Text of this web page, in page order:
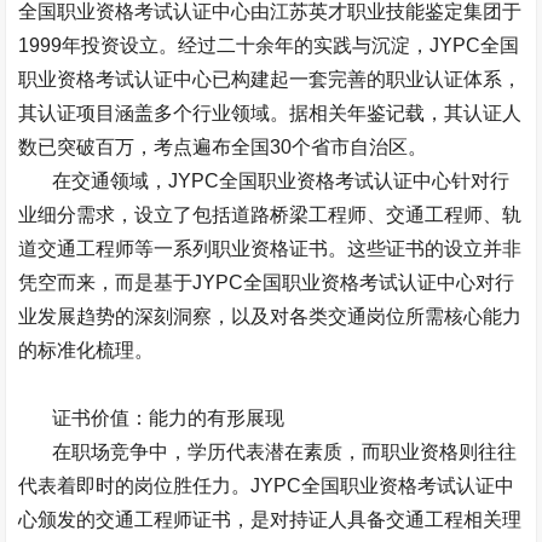
全国职业资格考试认证中心由江苏英才职业技能鉴定集团于
1999年投资设立。经过二十余年的实践与沉淀，JYPC全国
职业资格考试认证中心已构建起一套完善的职业认证体系，
其认证项目涵盖多个行业领域。据相关年鉴记载，其认证人
数已突破百万，考点遍布全国30个省市自治区。
在交通领域，JYPC全国职业资格考试认证中心针对行
业细分需求，设立了包括道路桥梁工程师、交通工程师、轨
道交通工程师等一系列职业资格证书。这些证书的设立并非
凭空而来，而是基于JYPC全国职业资格考试认证中心对行
业发展趋势的深刻洞察，以及对各类交通岗位所需核心能力
的标准化梳理。
证书价值：能力的有形展现
在职场竞争中，学历代表潜在素质，而职业资格则往往
代表着即时的岗位胜任力。JYPC全国职业资格考试认证中
心颁发的交通工程师证书，是对持证人具备交通工程相关理